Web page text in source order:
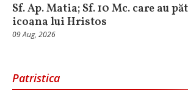
Sf. Ap. Matia; Sf. 10 Mc. care au
icoana lui Hristos
09 Aug, 2026
Patristica